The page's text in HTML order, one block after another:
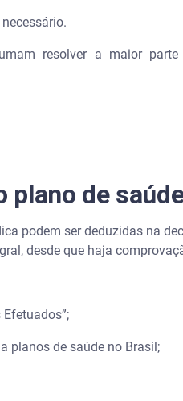
resolver a maior
plano de
podem ser deduzidas na
desde que haja
planos de saúde no Brasil;